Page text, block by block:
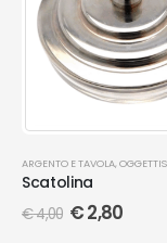
ARGENTO E TAVOLA,
Scatolina
€4,00 €2,80